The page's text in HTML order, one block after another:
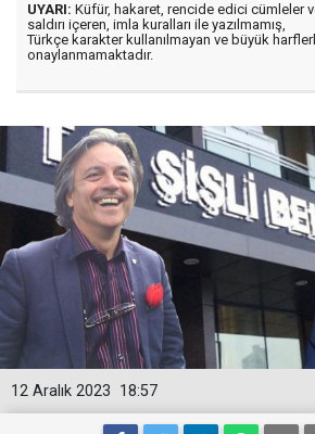
UYARI: Küfür, hakaret, rencide edici cümleler
saldırı içeren, imla kuralları ile yazılmamış,
Türkçe karakter kullanılmayan ve büyük
onaylanmamaktadır.
18:57
12 Aralık 2023